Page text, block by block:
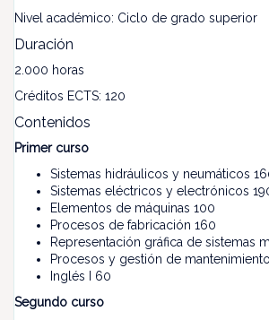
Nivel académico: Ciclo de grado superior
Duración
2.000 horas
Créditos ECTS: 120
Contenidos
Primer curso
Sistemas hidráulicos y neumáticos
Sistemas eléctricos y electrónicos
Elementos de máquinas 100
Procesos de fabricación 160
Representación gráfica de sistemas
Procesos y gestión de
Inglés I 60
Segundo curso